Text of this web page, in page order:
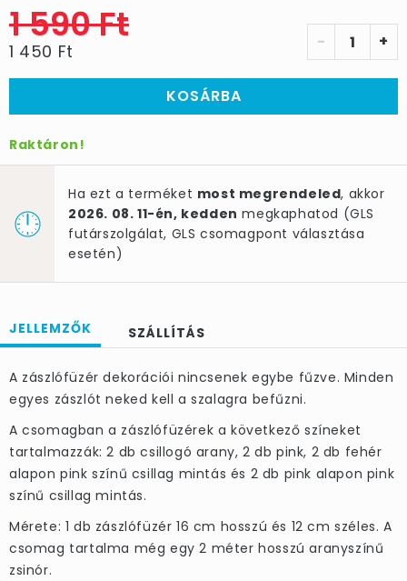
1 590 Ft
1 450 Ft - +
KOSÁRBA
Raktáron!
Ha ezt a terméket most megrendeled, akkor
2026. 08. 11-én, kedden megkaphatod (GLS
futárszolgálat, GLS csomagpont választása
esetén)
JELLEMZŐK SZÁLLÍTÁS
A zászlófüzér dekorációi nincsenek egybe fűzve. Minden
egyes zászlót neked kell a szalagra befűzni.
A csomagban a zászlófüzérek a következő színeket
tartalmazzák: 2 db csillogó arany, 2 db pink, 2 db fehér
alapon pink színű csillag mintás és 2 db pink alapon pink
színű csillag mintás.
Mérete: 1 db zászlófüzér 16 cm hosszú és 12 cm széles. A
csomag tartalma még egy 2 méter hosszú aranyszínű
zsinór.